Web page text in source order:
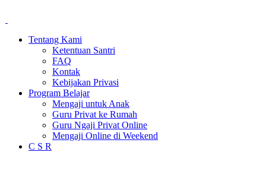
Tentang Kami
Ketentuan Santri
FAQ
Kontak
Kebijakan Privasi
Program Belajar
Mengaji untuk Anak
Guru Privat ke Rumah
Guru Ngaji Privat Online
Mengaji Online di Weekend
C S R